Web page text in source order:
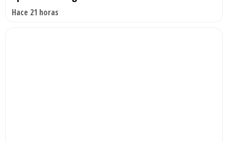
Hace 21 horas